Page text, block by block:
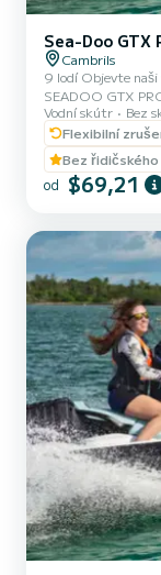
Sea-Doo GTX
Cambrils
9 lodí Objevte naši vzrušující nabídku půjčovny vodních skútrů
SEADOO GTX PRO v
přátele, naše vodní
dohlíženy
flexibilní pronájmy
vašim potřebám a preferencím. Prožijte
a užijte si krásnou
Vodní skútr Bez
Flexibilní
Bez
od $69,21